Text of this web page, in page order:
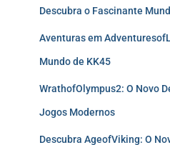
Descubra o Fascinante
Aventuras em
Mundo de KK45
WrathofOlympus2: O Novo
Jogos Modernos
Descubra AgeofViking: O